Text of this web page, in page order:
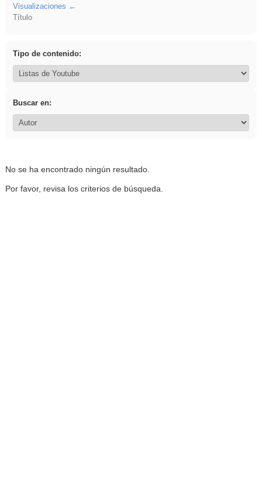
Visualizaciones
Título
Tipo de contenido:
Buscar en:
No se ha encontrado ningún resultado.
Por favor, revisa los criterios de búsqueda.